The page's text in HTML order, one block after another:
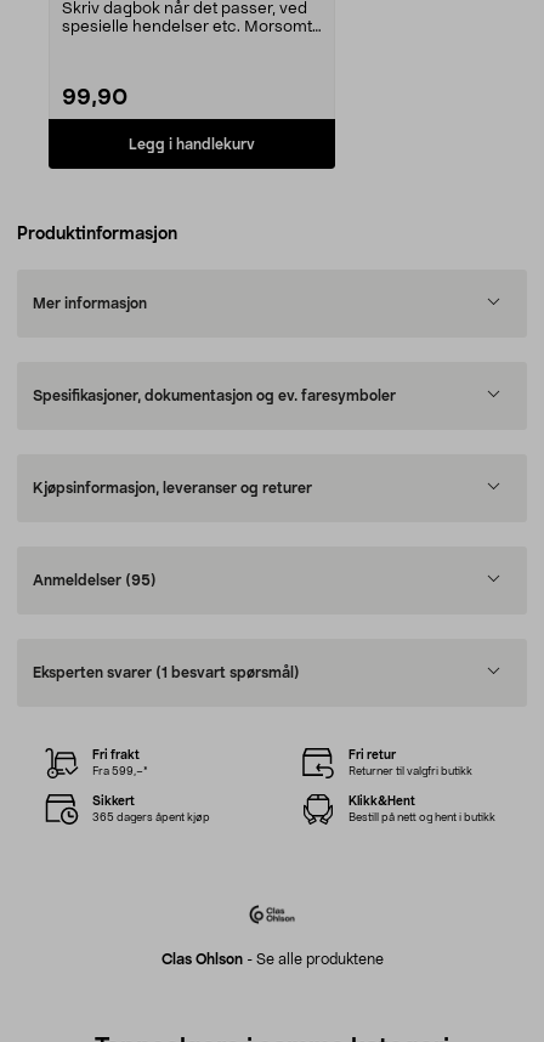
Skriv dagbok når det passer, ved
spesielle hendelser etc. Morsomt
99,90
Legg i handlekurv
Produktinformasjon
Mer informasjon
Spesifikasjoner, dokumentasjon og ev. faresymboler
Kjøpsinformasjon, leveranser og returer
Anmeldelser (95)
Eksperten svarer (1 besvart spørsmål)
Clas Ohlson- Se alle produktene
Fri frakt
Fra 599,–*
Fri retur
Returner til valgfri butikk
Sikkert
365 dagers åpent kjøp
Klikk&Hent
Bestill på nett og hent i butikk